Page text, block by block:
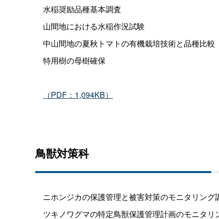
水稲奨励品種基本調査
山間地における水稲作況試験
中山間地の夏秋トマトの有機栽培技術と品種比較
特用樹の母樹確保
（PDF：1,094KB）
鳥獣対策科
ニホンジカの保護管理と被害対策のモニタリング
ツキノワグマの特定鳥獣保護管理計画のモニタリ